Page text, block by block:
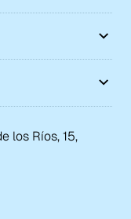
los Ríos, 15,